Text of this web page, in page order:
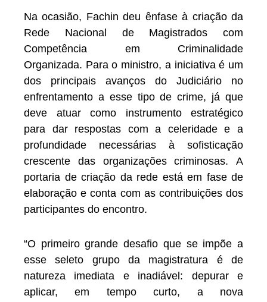
Na ocasião, Fachin deu ênfase à criação da
Rede Nacional de Magistrados com
Competência em Criminalidade
Organizada. Para o ministro, a iniciativa é um
dos principais avanços do Judiciário no
enfrentamento a esse tipo de crime, já que
deve atuar como instrumento estratégico
para dar respostas com a celeridade e a
profundidade necessárias à sofisticação
crescente das organizações criminosas. A
portaria de criação da rede está em fase de
elaboração e conta com as contribuições dos
participantes do encontro.
“O primeiro grande desafio que se impõe a
esse seleto grupo da magistratura é de
natureza imediata e inadiável: depurar e
aplicar, em tempo curto, a nova